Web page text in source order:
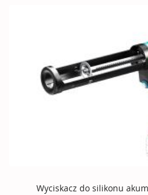
Wyciskacz do silikonu